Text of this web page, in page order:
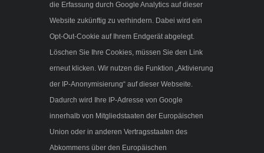
die Erfassung durch Google Analytics auf dieser
Website zukünftig zu verhindern. Dabei wird ein
Opt-Out-Cookie auf Ihrem Endgerät abgelegt.
Löschen Sie Ihre Cookies, müssen Sie den Link
erneut klicken. Wir nutzen die Funktion „Aktivierung
der IP-Anonymisierung“ auf dieser Webseite.
Dadurch wird Ihre IP-Adresse von Google
innerhalb von Mitgliedstaaten der Europäischen
Union oder in anderen Vertragsstaaten des
Abkommens über den Europäischen